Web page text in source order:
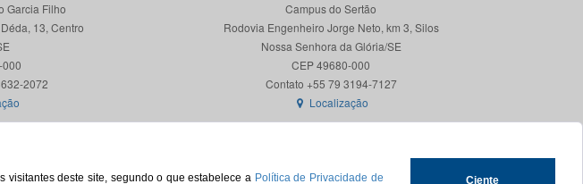
visitantes deste site, segundo o que estabelece a Política de Privacidade de Ciente
Garcia Filho
13, Centro
Campus do Sertão
Rodovia Engenheiro Jorge Neto, km 3, Silos
Nossa Senhora da Glória/SE
CEP 49680-000
Contato +55 79 3194-7127
Localização